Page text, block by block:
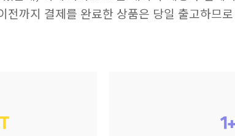
전까지 결제를 완료한 상품은 당일 출고하므